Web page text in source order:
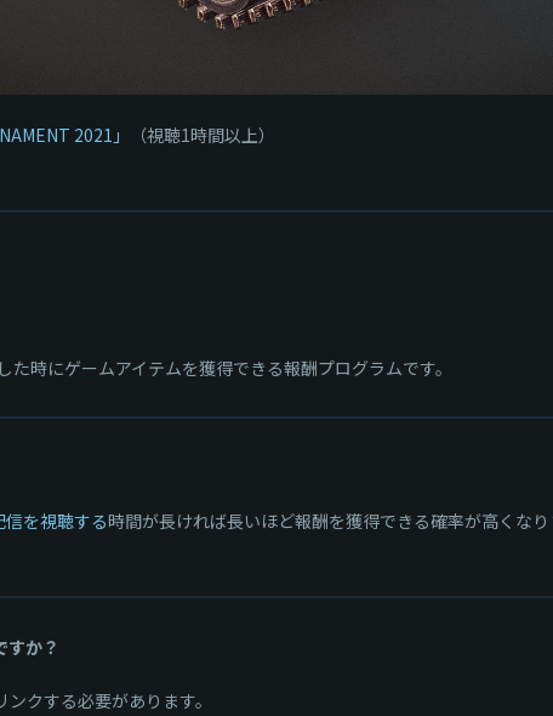
2021」
（視聴1時間以上）
時にゲームアイテムを獲得できる報酬プログラムです。
を視聴する時間が長ければ長いほど報酬を獲得できる確率が高くな
すか？
クする必要があります。